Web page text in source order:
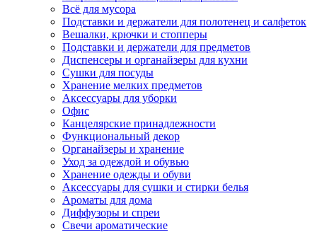
Всё для мусора
Подставки и держатели для полотенец и салфеток
Вешалки, крючки и стопперы
Подставки и держатели для предметов
Диспенсеры и органайзеры для кухни
Сушки для посуды
Хранение мелких предметов
Аксессуары для уборки
Офис
Канцелярские принадлежности
Функциональный декор
Органайзеры и хранение
Уход за одеждой и обувью
Хранение одежды и обуви
Аксессуары для сушки и стирки белья
Ароматы для дома
Диффузоры и спреи
Свечи ароматические